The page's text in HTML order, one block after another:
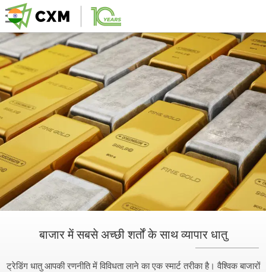
बाजार में सबसे अच्छी शर्तों के साथ व्यापार धातु
ट्रेडिंग धातु आपकी रणनीति में विविधता लाने का एक स्मार्ट तरीका है। वैश्विक बाजारों